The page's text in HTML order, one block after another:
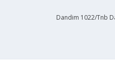
Dandim 1022/Tnb